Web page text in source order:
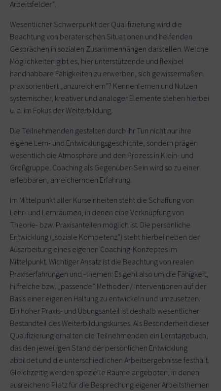
Arbeitsfelder“.
Wesentlicher Schwerpunkt der Qualifizierung wird die
Beachtung von beraterischen Situationen und helfenden
Gesprächen in sozialen Zusammenhängen darstellen. Welche
Möglichkeiten gibt es, hier unterstützende und flexibel
handhabbare Fähigkeiten zu erwerben, sich gewissermaßen
praxisorientiert „anzureichern”? Kennenlernen und Nutzen
systemischer, kreativer und analoger Elemente stehen hierbei
u. a. im Fokus der Weiterbildung.
Die Teilnehmenden gestalten durch ihr Tun nicht nur ihre
eigene Lern- und Entwicklungsgeschichte, sondern prägen
wesentlich die Atmosphäre und den Prozess in Klein- und
Großgruppe. Coaching als Gegenüber-Sein wird so zu einer
erlebbaren, anreichernden Erfahrung.
Im Mittelpunkt aller Kurseinheiten steht die Schaffung von
Lehr- und Lernräumen, in denen eine Verknüpfung von
Theorie- bzw. Praxisanteilen möglich ist. Die persönliche
Entwicklung („soziale Kompetenz”) steht hierbei neben der
Ausarbeitung eines eigenen Coaching-Konzeptes im
Mittelpunkt. Wichtiger Ansatz ist die Beachtung von realen
Praxiserfahrungen und -themen: Es geht also um die Fähigkeit,
hilfreiche bzw. „passende” Methoden/ Interventionen auf der
Basis einer eigenen Haltung zu entwickeln und umzusetzen.
Ein hoher Praxis- und Übungsanteil ist deshalb wesentlicher
Bestandteil des Weiterbildungskurses. Als Besonderheit dieser
Qualifizierung erhalten die Teilnehmenden ein Lerntagebuch,
das den jeweiligen Stand der persönlichen Entwicklung
abbildet und die unterschiedlichen Arbeitsergebnisse festhält.
Gleichzeitig werden spezielle Räume angeboten, in denen
ausreichend Platz für die Besprechung eigener Arbeitsthemen